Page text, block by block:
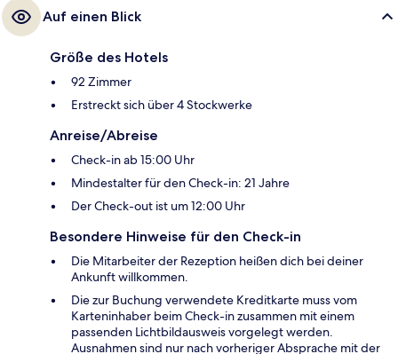
Auf einen Blick
Größe des Hotels
92 Zimmer
Erstreckt sich über 4 Stockwerke
Anreise/Abreise
Check-in ab 15:00 Uhr
Mindestalter für den Check-in: 21 Jahre
Der Check-out ist um 12:00 Uhr
Besondere Hinweise für den Check-in
Die Mitarbeiter der Rezeption heißen dich bei deiner
Ankunft willkommen.
Die zur Buchung verwendete Kreditkarte muss vom
Karteninhaber beim Check-in zusammen mit einem
passenden Lichtbildausweis vorgelegt werden.
Ausnahmen sind nur nach vorheriger Absprache mit der